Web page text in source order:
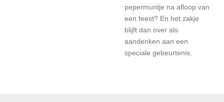
pepermuntje na afloop van
een feest? En het zakje
blijft dan over als
aandenken aan een
speciale gebeurtenis.